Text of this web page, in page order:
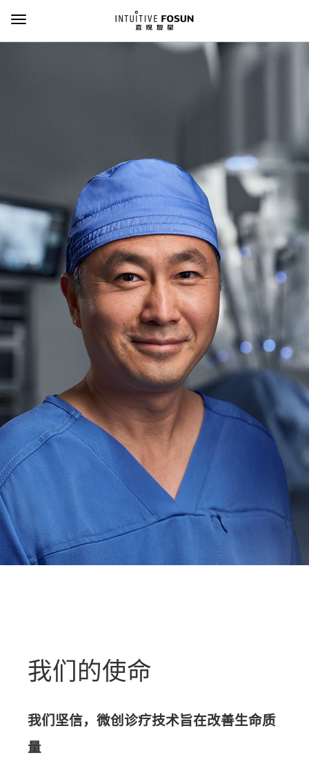
Toggle Navigation
我们的使命
我们坚信，微创诊疗技术旨在改善生命质
量